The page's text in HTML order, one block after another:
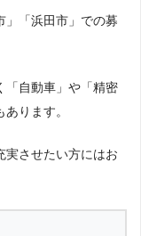
」「浜田市」での募
「自動車」や「精密
ります。
実させたい方にはお